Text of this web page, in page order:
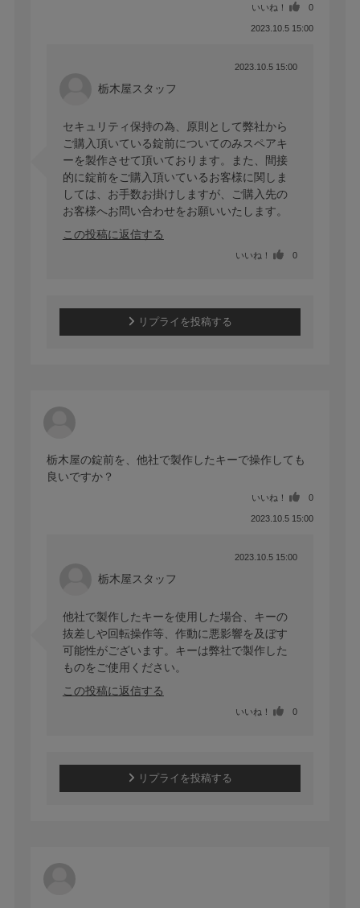
いいね！ 0
2023.10.5 15:00
2023.10.5 15:00
栃木屋スタッフ
セキュリティ保持の為、原則として弊社から
ご購入頂いている錠前についてのみスペアキ
ーを製作させて頂いております。また、間接
的に錠前をご購入頂いているお客様に関しま
しては、お手数お掛けしますが、ご購入先の
お客様へお問い合わせをお願いいたします。
この投稿に返信する
いいね！ 0
リプライを投稿する
栃木屋の錠前を、他社で製作したキーで操作しても
良いですか？
いいね！ 0
2023.10.5 15:00
2023.10.5 15:00
栃木屋スタッフ
他社で製作したキーを使用した場合、キーの
抜差しや回転操作等、作動に悪影響を及ぼす
可能性がございます。キーは弊社で製作した
ものをご使用ください。
この投稿に返信する
いいね！ 0
リプライを投稿する